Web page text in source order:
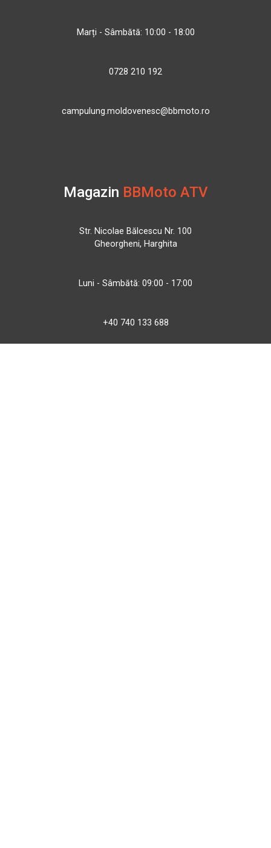
Marți - Sâmbătă: 10:00 - 18:00
0728 210 192
campulung.moldovenesc@bbmoto.ro
Magazin BBMoto ATV
Str. Nicolae Bălcescu Nr. 100
Gheorgheni, Harghita
Luni - Sâmbătă: 09:00 - 17:00
+40 740 133 688